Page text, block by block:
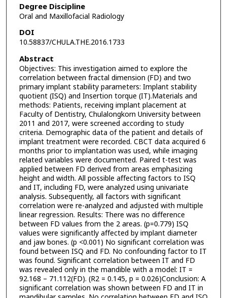
Degree Discipline
Oral and Maxillofacial Radiology
DOI
10.58837/CHULA.THE.2016.1733
Abstract
Objectives: This investigation aimed to explore the
correlation between fractal dimension (FD) and two
primary implant stability parameters: Implant stability
quotient (ISQ) and Insertion torque (IT).Materials and
methods: Patients, receiving implant placement at
Faculty of Dentistry, Chulalongkorn University between
2011 and 2017, were screened according to study
criteria. Demographic data of the patient and details of
implant treatment were recorded. CBCT data acquired 6
months prior to implantation was used, while imaging
related variables were documented. Paired t-test was
applied between FD derived from areas emphasizing
height and width. All possible affecting factors to ISQ
and IT, including FD, were analyzed using univariate
analysis. Subsequently, all factors with significant
correlation were re-analyzed and adjusted with multiple
linear regression. Results: There was no difference
between FD values from the 2 areas. (p=0.779) ISQ
values were significantly affected by implant diameter
and jaw bones. (p <0.001) No significant correlation was
found between ISQ and FD. No confounding factor to IT
was found. Significant correlation between IT and FD
was revealed only in the mandible with a model: IT =
92.168 – 71.112(FD). (R2 = 0.145, p = 0.026)Conclusion: A
significant correlation was shown between FD and IT in